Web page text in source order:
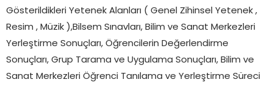
Gösterildikleri Yetenek Alanları ( Genel Zihinsel Yetenek ,
Resim , Müzik ),Bilsem Sınavları, Bilim ve Sanat Merkezleri
Yerleştirme Sonuçları, Öğrencilerin Değerlendirme
Sonuçları, Grup Tarama ve Uygulama Sonuçları, Bilim ve
Sanat Merkezleri Öğrenci Tanılama ve Yerleştirme Süreci